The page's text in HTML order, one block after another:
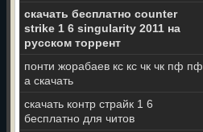
скачать бесплатно counter
strike 1 6 singularity 2011 на
русском торрент
понти жорабаев кс кс чк чк пф пф
а скачать
скачать контр страйк 1 6
бесплатно для читов